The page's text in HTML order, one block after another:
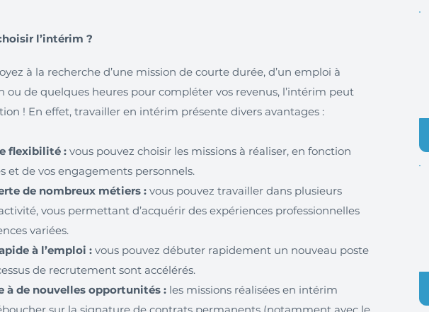
l’intérim ?
à la recherche d’une mission de courte durée, d’un emploi à
ou de quelques heures pour compléter vos revenus, l’intérim peut
! En effet, travailler en intérim présente divers avantages :
flexibilité : vous pouvez choisir les missions à réaliser, en fonction
et de vos engagements personnels.
de nombreux métiers : vous pouvez travailler dans plusieurs
vous permettant d’acquérir des expériences professionnelles
variées.
à l’emploi : vous pouvez débuter rapidement un nouveau poste
de recrutement sont accélérés.
à de nouvelles opportunités : les missions réalisées en intérim